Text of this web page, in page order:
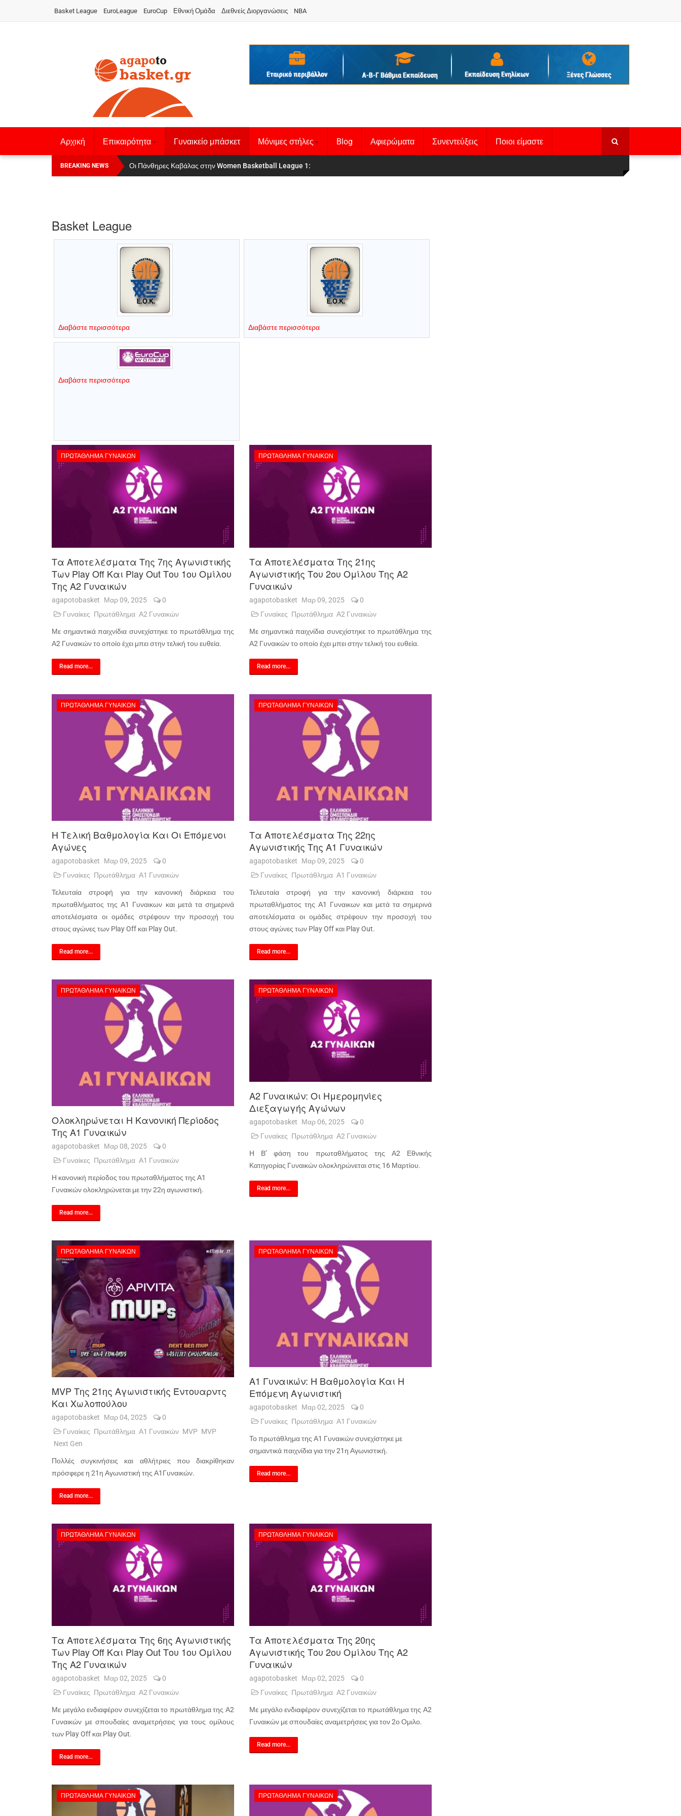
Basket League EuroLeague EuroCup Εθνική Ομάδα Διεθνείς Διοργανώσεις NBA
Αρχική Επικαιρότητα Γυναικείο μπάσκετ Μόνιμες στήλες Blog Αφιερώματα Συνεντεύξεις Ποιοι είμαστε
BREAKING NEWS Οι Πάνθηρες Καβάλας στην Women Basketball League 1
Αναχώρησε για τα Γιάννενα η Εθνική Γυναικών
Basket League
Διαβάστε περισσότερα Διαβάστε περισσότερα
Διαβάστε περισσότερα
ΠΡΩΤΆΘΛΗΜΑ ΓΥΝΑΙΚΏΝ
Τα Αποτελέσματα Της 7ης Αγωνιστικής
Των Play Off Και Play Out Του 1ου Ομίλου
Της Α2 Γυναικών
agapotobasket Μαρ 09, 2025
0
Γυναίκες Πρωτάθλημα Α2 Γυναικών
Με σημαντικά παιχνίδια συνεχίστηκε το πρωτάθλημα της
Α2 Γυναικών το οποίο έχει μπει στην τελική του ευθεία.
Read more...
ΠΡΩΤΆΘΛΗΜΑ ΓΥΝΑΙΚΏΝ
Τα Αποτελέσματα Της 21ης
Αγωνιστικής Του 2ου Ομίλου Της Α2
Γυναικών
agapotobasket Μαρ 09, 2025
0
Γυναίκες Πρωτάθλημα Α2 Γυναικών
Με σημαντικά παιχνίδια συνεχίστηκε το πρωτάθλημα της
Α2 Γυναικών το οποίο έχει μπει στην τελική του ευθεία.
Read more...
ΠΡΩΤΆΘΛΗΜΑ ΓΥΝΑΙΚΏΝ
Η Τελική Βαθμολογία Και Οι Επόμενοι
Αγώνες
agapotobasket Μαρ 09, 2025
0
Γυναίκες Πρωτάθλημα Α1 Γυναικών
Τελευταία στροφή για την κανονική διάρκεια του
πρωταθλήματος της Α1 Γυναικων και μετά τα σημερινά
αποτελέσματα οι ομάδες στρέφουν την προσοχή του
στους αγώνες των Play Off και Play Out.
Read more...
ΠΡΩΤΆΘΛΗΜΑ ΓΥΝΑΙΚΏΝ
Τα Αποτελέσματα Της 22ης
Αγωνιστικής Της Α1 Γυναικών
agapotobasket Μαρ 09, 2025
0
Γυναίκες Πρωτάθλημα Α1 Γυναικών
Τελευταία στροφή για την κανονική διάρκεια του
πρωταθλήματος της Α1 Γυναικων και μετά τα σημερινά
αποτελέσματα οι ομάδες στρέφουν την προσοχή του
στους αγώνες των Play Off και Play Out.
Read more...
ΠΡΩΤΆΘΛΗΜΑ ΓΥΝΑΙΚΏΝ
Ολοκληρώνεται Η Κανονική Περίοδος
Της Α1 Γυναικών
agapotobasket Μαρ 08, 2025
0
Γυναίκες Πρωτάθλημα Α1 Γυναικών
Η κανονική περίοδος του πρωταθλήματος της Α1
Γυναικών ολοκληρώνεται με την 22η αγωνιστική.
Read more...
ΠΡΩΤΆΘΛΗΜΑ ΓΥΝΑΙΚΏΝ
Α2 Γυναικών: Οι Ημερομηνίες
Διεξαγωγής Αγώνων
agapotobasket Μαρ 06, 2025
0
Γυναίκες Πρωτάθλημα Α2 Γυναικών
Η Β’ φάση του πρωταθλήματος της Α2 Εθνικής
Κατηγορίας Γυναικών ολοκληρώνεται στις 16 Μαρτίου.
Read more...
ΠΡΩΤΆΘΛΗΜΑ ΓΥΝΑΙΚΏΝ
MVP Της 21ης Αγωνιστικής Έντουαρντς
Και Χωλοπούλου
agapotobasket Μαρ 04, 2025
0
Γυναίκες Πρωτάθλημα Α1 Γυναικών MVP MVP
Next Gen
Πολλές συγκινήσεις και αθλήτριες που διακρίθηκαν
πρόσφερε η 21η Αγωνιστική της Α1Γυναικών.
Read more...
ΠΡΩΤΆΘΛΗΜΑ ΓΥΝΑΙΚΏΝ
Α1 Γυναικών: Η Βαθμολογία Και Η
Επόμενη Αγωνιστική
agapotobasket Μαρ 02, 2025
0
Γυναίκες Πρωτάθλημα Α1 Γυναικών
Το πρωτάθλημα της Α1 Γυναικών συνεχίστηκε με
σημαντικά παιχνίδια για την 21η Αγωνιστική.
Read more...
ΠΡΩΤΆΘΛΗΜΑ ΓΥΝΑΙΚΏΝ
Τα Αποτελέσματα Της 6ης Αγωνιστικής
Των Play Off Και Play Out Του 1ου Ομίλου
Της Α2 Γυναικών
agapotobasket Μαρ 02, 2025
0
Γυναίκες Πρωτάθλημα Α2 Γυναικών
Με μεγάλο ενδιαφέρον συνεχίζεται το πρωτάθλημα της Α2
Γυναικών με σπουδαίες αναμετρήσεις για τους ομίλους
των Play Off και Play Out.
Read more...
ΠΡΩΤΆΘΛΗΜΑ ΓΥΝΑΙΚΏΝ
Τα Αποτελέσματα Της 20ης
Αγωνιστικής Του 2ου Ομίλου Της Α2
Γυναικών
agapotobasket Μαρ 02, 2025
0
Γυναίκες Πρωτάθλημα Α2 Γυναικών
Με μεγάλο ενδιαφέρον συνεχίζεται το πρωτάθλημα της Α2
Γυναικών με σπουδαίες αναμετρήσεις για τον 2ο Ομιλο.
Read more...
ΠΡΩΤΆΘΛΗΜΑ ΓΥΝΑΙΚΏΝ ΠΡΩΤΆΘΛΗΜΑ ΓΥΝΑΙΚΏΝ